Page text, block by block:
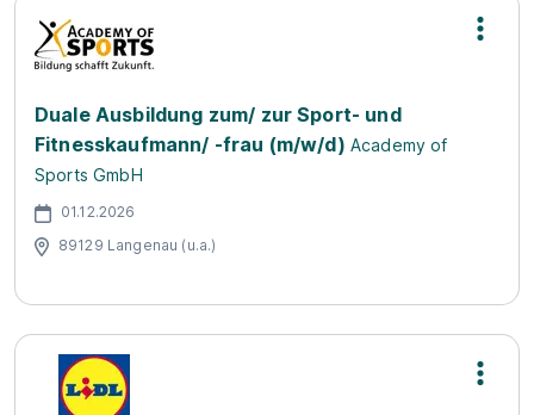
Duale Ausbildung zum/ zur Sport- und
Fitnesskaufmann/ -frau (m/w/d) Academy of
Sports GmbH
01.12.2026
89129 Langenau (u.a.)